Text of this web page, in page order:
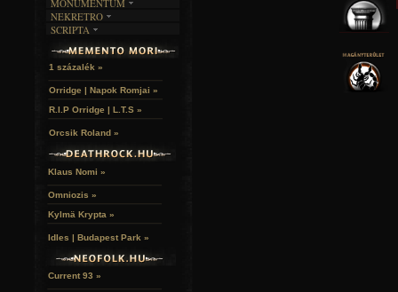
ARTGALERI
KÉPREGÉNYEK
LAKÁSKULTS
MONUMENTUM
TEMETŐK
TEMPLOMOK
VÁRAK
HELYEK
NEKRETRO
SZUBKULT
FEKETE LYUK
RELIKVIÁK
SCRIPTA
NOVELLÁK
VERSEK
1 százalék »
Orridge | Napok Romjai »
R.I.P Orridge | L.T.S »
Orcsik Roland »
Klaus Nomi »
Omniozis »
Kylmä Krypta »
Idles | Budapest Park »
Current 93 »